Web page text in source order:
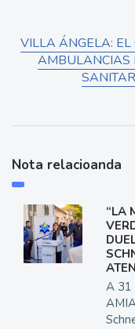
VILLA ÁNGELA: EL
AMBULANCIAS
Nota relacioanda
“LA
A 31